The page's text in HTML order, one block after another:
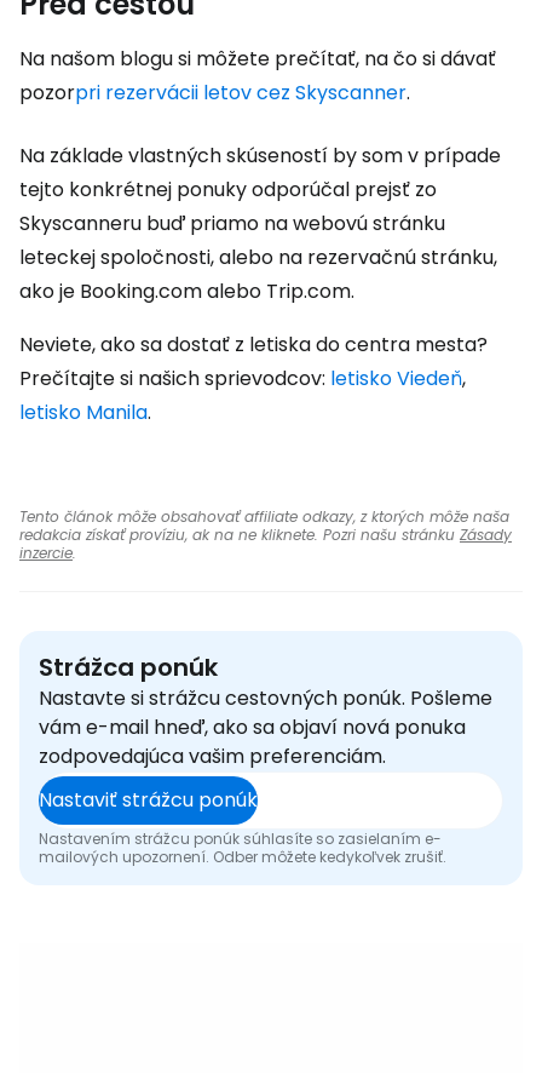
Na našom blogu si môžete prečítať, na čo si dávať
pozorpri rezervácii letov cez Skyscanner.
Na základe vlastných skúseností by som v prípade
tejto konkrétnej ponuky odporúčal prejsť zo
Skyscanneru buď priamo na webovú stránku
leteckej spoločnosti, alebo na rezervačnú stránku,
ako je Booking.com alebo Trip.com.
Neviete, ako sa dostať z letiska do centra mesta?
Prečítajte si našich sprievodcov: letisko Viedeň,
letisko Manila.
Tento článok môže obsahovať affiliate odkazy, z ktorých môže naša
redakcia získať províziu, ak na ne kliknete. Pozri našu stránku Zásady
inzercie.
Strážca ponúk
Nastavte si strážcu cestovných ponúk. Pošleme
vám e-mail hneď, ako sa objaví nová ponuka
zodpovedajúca vašim preferenciám.
Nastaviť strážcu ponúk
Nastavením strážcu ponúk súhlasíte so zasielaním e-
mailových upozornení. Odber môžete kedykoľvek zrušiť.